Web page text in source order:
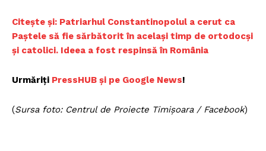
Citește și: Patriarhul Constantinopolul a cerut ca
Paștele să fie sărbătorit în același timp de ortodocși
și catolici. Ideea a fost respinsă în România
Urmăriți PressHUB și pe Google News!
(Sursa foto: Centrul de Proiecte Timișoara / Facebook)